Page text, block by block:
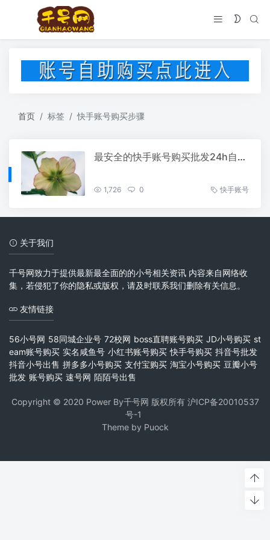
首页 标签 快手账号购买步骤
最安全的快手账号购买批发24h自助发卡网
1,726 0 快手账号
关于我们
千号网致力于提供最新最全面的的小号相关资讯 内容来自网络收
集，若侵犯了你的隐私或版权，请及时联系我们删除有关信息。
友情链接
56小号网 58同城企业号 72校网 boss直聘账号购买 JD小号购买 st
eam账号购买 实名咸鱼号 小红书账号购买 快手号购买 抖音号批发
抖音小号出售 拼多多小号购买 支付宝购买 淘宝小号购买 豆瓣小号
批发 账号购买 速号网 陌陌号出售
Copyright © 2020 Power By千号网 版权所有 沪ICP备20010537
号-1
Theme by Puock